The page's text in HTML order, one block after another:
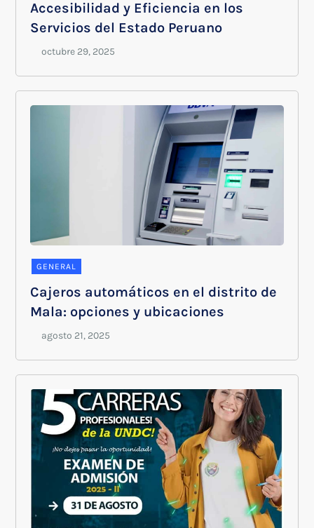
Accesibilidad y Eficiencia en los
Servicios del Estado Peruano
GENERAL
Cajeros automáticos en el distrito de
Mala: opciones y ubicaciones